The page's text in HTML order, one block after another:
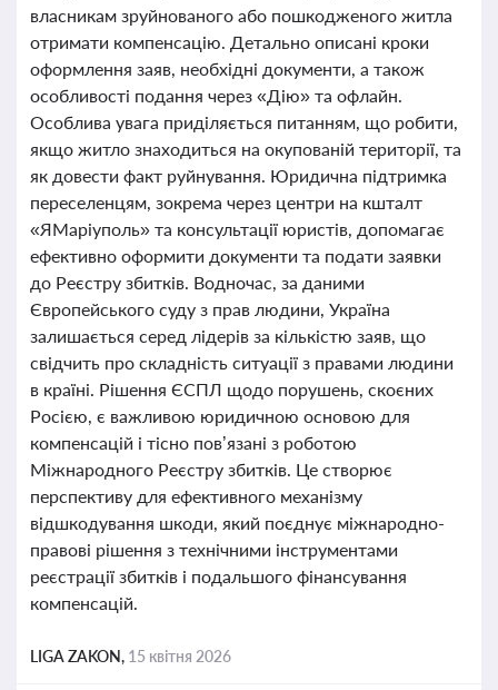
власникам зруйнованого або пошкодженого житла
отримати компенсацію. Детально описані кроки
оформлення заяв, необхідні документи, а також
особливості подання через «Дію» та офлайн.
Особлива увага приділяється питанням, що робити,
якщо житло знаходиться на окупованій території, та
як довести факт руйнування. Юридична підтримка
переселенцям, зокрема через центри на кшталт
«ЯМаріуполь» та консультації юристів, допомагає
ефективно оформити документи та подати заявки
до Реєстру збитків. Водночас, за даними
Європейського суду з прав людини, Україна
залишається серед лідерів за кількістю заяв, що
свідчить про складність ситуації з правами людини
в країні. Рішення ЄСПЛ щодо порушень, скоєних
Росією, є важливою юридичною основою для
компенсацій і тісно пов’язані з роботою
Міжнародного Реєстру збитків. Це створює
перспективу для ефективного механізму
відшкодування шкоди, який поєднує міжнародно-
правові рішення з технічними інструментами
реєстрації збитків і подальшого фінансування
компенсацій.
LIGA ZAKON, 15 квітня 2026